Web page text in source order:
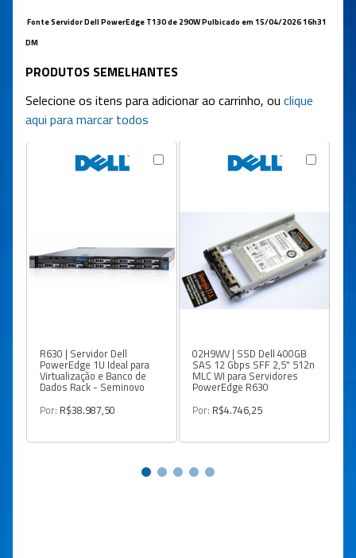
Fonte Servidor Dell PowerEdge T130 de 290W Pulbicado em 15/04/2026 16h31
DM
PRODUTOS SEMELHANTES
Selecione os itens para adicionar ao carrinho, ou clique
aqui para marcar todos
R630 | Servidor Dell
PowerEdge 1U Ideal para
Virtualização e Banco de
Dados Rack - Seminovo
Por: R$38.987,50
02H9WV | SSD Dell 400GB
SAS 12 Gbps SFF 2,5" 512n
MLC WI para Servidores
PowerEdge R630
Por: R$4.746,25